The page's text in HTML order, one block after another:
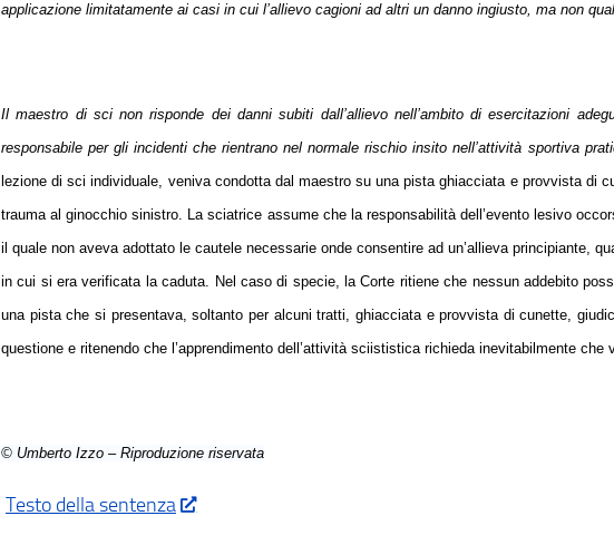
applicazione limitatamente ai casi in cui l’allievo cagioni ad altri un danno ingiusto, ma non
Il maestro di sci non risponde dei danni subiti dall’allievo nell’ambito di esercitazioni
responsabile per gli incidenti che rientrano nel normale rischio insito nell’attività sportiva
lezione di sci individuale, veniva condotta dal maestro su una pista ghiacciata e provvista di
trauma al ginocchio sinistro. La sciatrice assume che la responsabilità dell’evento lesivo
il quale non aveva adottato le cautele necessarie onde consentire ad un’allieva principiante,
in cui si era verificata la caduta. Nel caso di specie, la Corte ritiene che nessun addebito
una pista che si presentava, soltanto per alcuni tratti, ghiacciata e provvista di cunette,
questione e ritenendo che l’apprendimento dell’attività sciististica richieda inevitabilmente
© Umberto Izzo – Riproduzione riservata
Testo della sentenza